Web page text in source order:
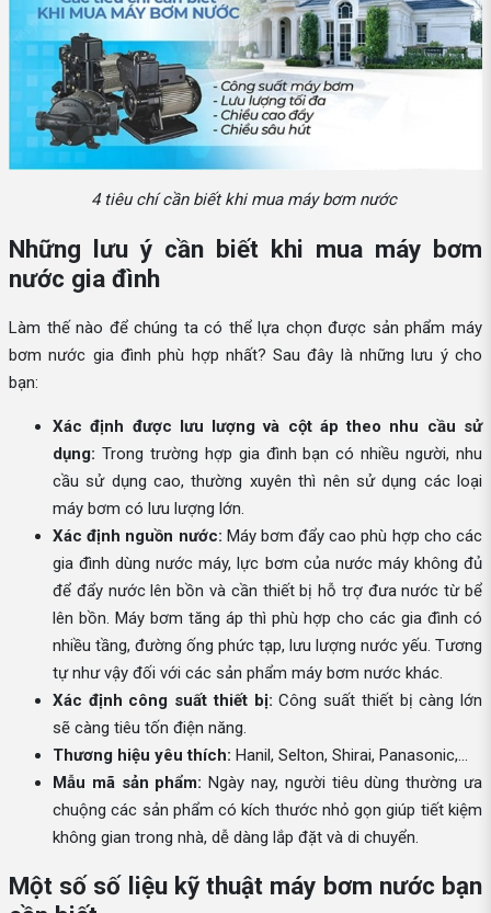
4 tiêu chí cần biết khi mua máy bơm nước
Những lưu ý cần biết khi mua máy bơm
nước gia đình
Làm thế nào để chúng ta có thể lựa chọn được sản phẩm máy
bơm nước gia đình phù hợp nhất? Sau đây là những lưu ý cho
bạn:
Xác định được lưu lượng và cột áp theo nhu cầu sử
dụng: Trong trường hợp gia đình bạn có nhiều người, nhu
cầu sử dụng cao, thường xuyên thì nên sử dụng các loại
máy bơm có lưu lượng lớn.
Xác định nguồn nước: Máy bơm đẩy cao phù hợp cho các
gia đình dùng nước máy, lực bơm của nước máy không đủ
để đẩy nước lên bồn và cần thiết bị hỗ trợ đưa nước từ bể
lên bồn. Máy bơm tăng áp thì phù hợp cho các gia đình có
nhiều tầng, đường ống phức tạp, lưu lượng nước yếu. Tương
tự như vậy đối với các sản phẩm máy bơm nước khác.
Xác định công suất thiết bị: Công suất thiết bị càng lớn
sẽ càng tiêu tốn điện năng.
Thương hiệu yêu thích: Hanil, Selton, Shirai, Panasonic,...
Mẫu mã sản phẩm: Ngày nay, người tiêu dùng thường ưa
chuộng các sản phẩm có kích thước nhỏ gọn giúp tiết kiệm
không gian trong nhà, dễ dàng lắp đặt và di chuyển.
Một số số liệu kỹ thuật máy bơm nước bạn